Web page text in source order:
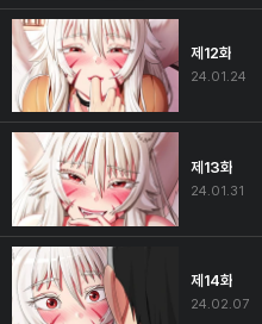
제12화
24.01.24
제13화
24.01.31
제14화
24.02.07